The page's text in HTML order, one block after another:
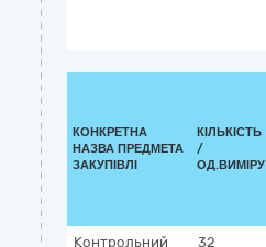
КОНКРЕТНА
НАЗВА ПРЕДМЕТА
ЗАКУПІВЛІ
КІЛЬКІСТЬ
/
ОД.ВИМІРУ
Контрольний
32